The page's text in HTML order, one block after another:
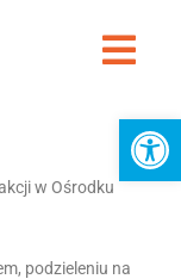
w Ośrodku
podzieleniu na